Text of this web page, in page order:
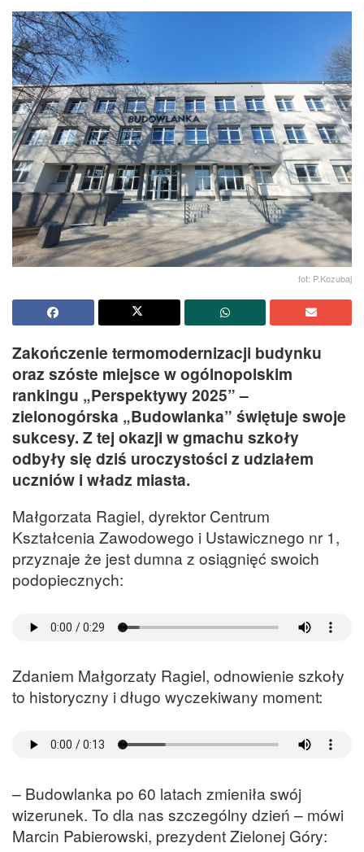
fot: P.Kozubaj
Zakończenie termomodernizacji budynku
oraz szóste miejsce w ogólnopolskim
rankingu „Perspektywy 2025” –
zielonogórska „Budowlanka” świętuje swoje
sukcesy. Z tej okazji w gmachu szkoły
odbyły się dziś uroczystości z udziałem
uczniów i władz miasta.
Małgorzata Ragiel, dyrektor Centrum
Kształcenia Zawodowego i Ustawicznego nr 1,
przyznaje że jest dumna z osiągnięć swoich
podopiecznych:
Zdaniem Małgorzaty Ragiel, odnowienie szkoły
to historyczny i długo wyczekiwany moment:
– Budowlanka po 60 latach zmieniła swój
wizerunek. To dla nas szczególny dzień – mówi
Marcin Pabierowski, prezydent Zielonej Góry: